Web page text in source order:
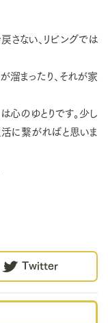
さない、リビングでは
溜まったり、それが家
心のゆとりです。少し
に繋がればと思いま
Twitter